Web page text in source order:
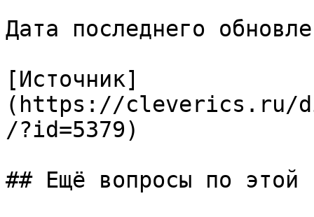
Дата последнего
[Источник]
(https://cleverics.ru/
/?id=5379)
## Ещё вопросы по этой